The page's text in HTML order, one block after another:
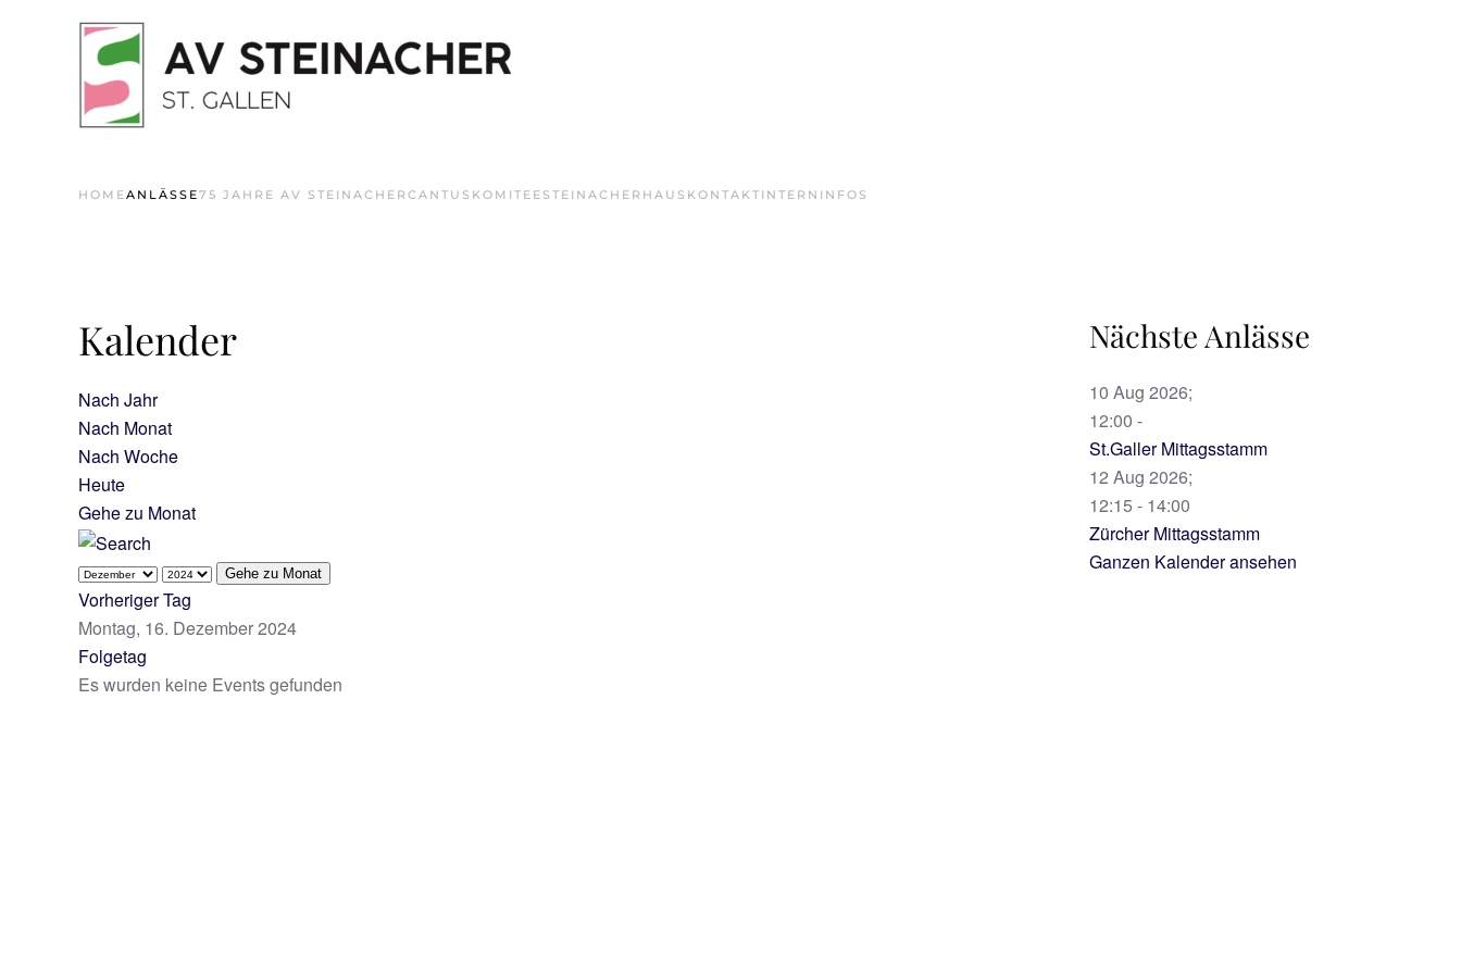
Skip to main content
HOMEANLÄSSE75 JAHRE AV STEINACHER CANTUS KOMITEE STEINACHERHAUS KONTAKT INTERN INFOS
Kalender
Nach Jahr
Nach Monat
Nach Woche
Heute
Gehe zu Monat
Gehe zu Monat
Vorheriger Tag
Montag, 16. Dezember 2024
Folgetag
Es wurden keine Events gefunden
Nächste Anlässe
10 Aug 2026;
12:00 -
St.Galler Mittagsstamm
12 Aug 2026;
12:15 - 14:00
Zürcher Mittagsstamm
Ganzen Kalender ansehen